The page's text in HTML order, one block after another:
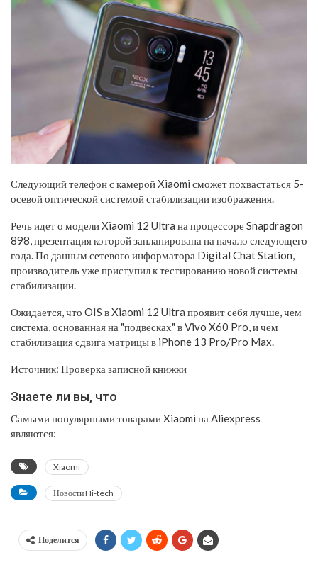
Следующий телефон с камерой Xiaomi сможет похвастаться 5-
осевой оптической системой стабилизации изображения.
Речь идет о модели Xiaomi 12 Ultra на процессоре Snapdragon
898, презентация которой запланирована на начало следующего
года. По данным сетевого информатора Digital Chat Station,
производитель уже приступил к тестированию новой системы
стабилизации.
Ожидается, что OIS в Xiaomi 12 Ultra проявит себя лучше, чем
система, основанная на "подвесках" в Vivo X60 Pro, и чем
стабилизация сдвига матрицы в iPhone 13 Pro/Pro Max.
Источник: Проверка записной книжки
Знаете ли вы, что
Самыми популярными товарами Xiaomi на Aliexpress
являются:
Xiaomi
Новости Hi-tech
Поделится